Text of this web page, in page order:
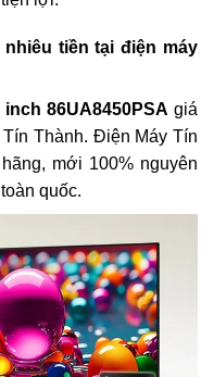
nhiêu tiền tại điện máy
86UA8450PSA giá
Thành. Điện Máy Tín
mới 100% nguyên
quốc.